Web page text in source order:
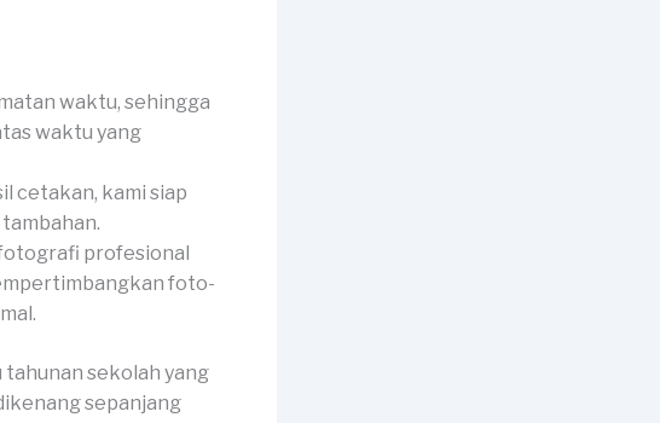
waktu, sehingga
waktu yang
cetakan, kami siap
profesional
foto-
tahunan sekolah yang
sepanjang